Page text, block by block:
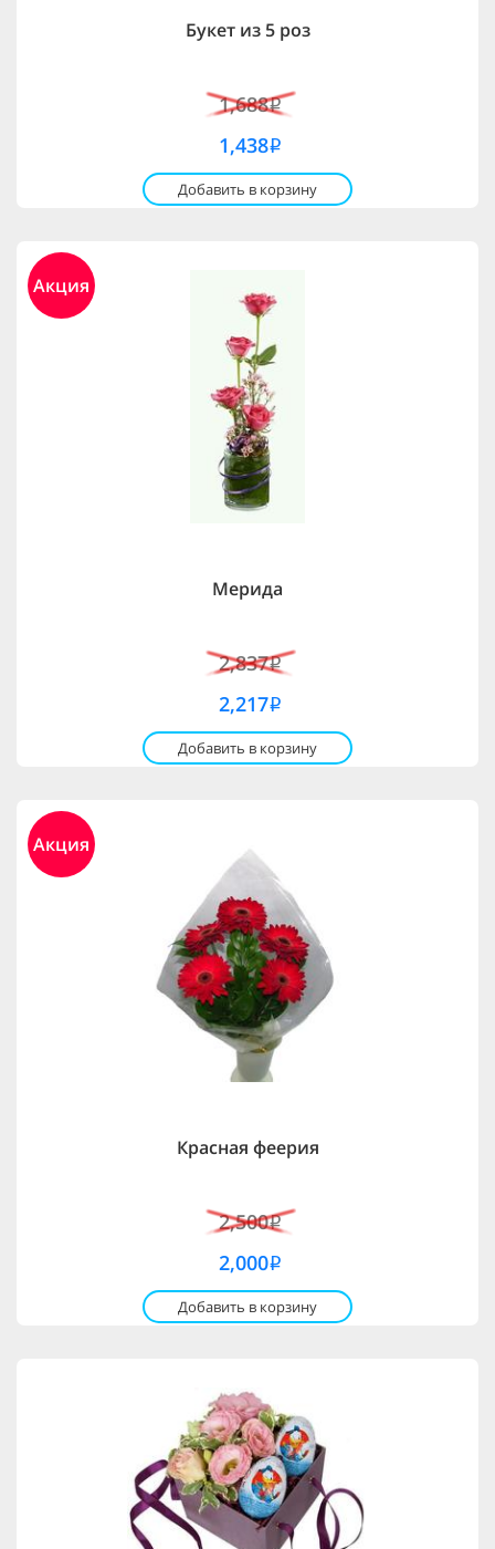
Букет из 5 роз
1,688i
1,438i
Добавить в корзину
Акция
Мерида
2,837i
2,217i
Добавить в корзину
Акция
Красная феерия
2,500i
2,000i
Добавить в корзину